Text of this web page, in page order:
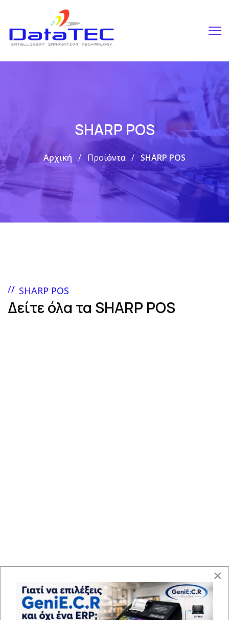
SHARP POS
Αρχική Προϊόντα SHARP POS
SHARP POS
Δείτε όλα τα SHARP POS
RZ-E561
×